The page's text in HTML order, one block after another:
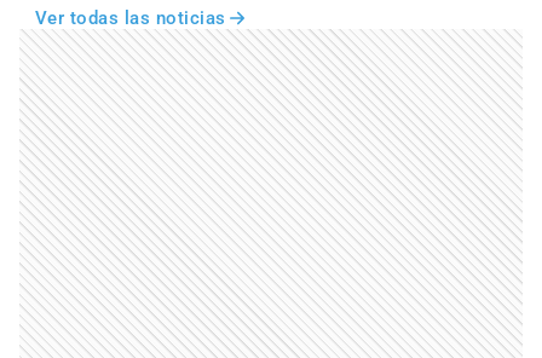
Ver todas las noticias